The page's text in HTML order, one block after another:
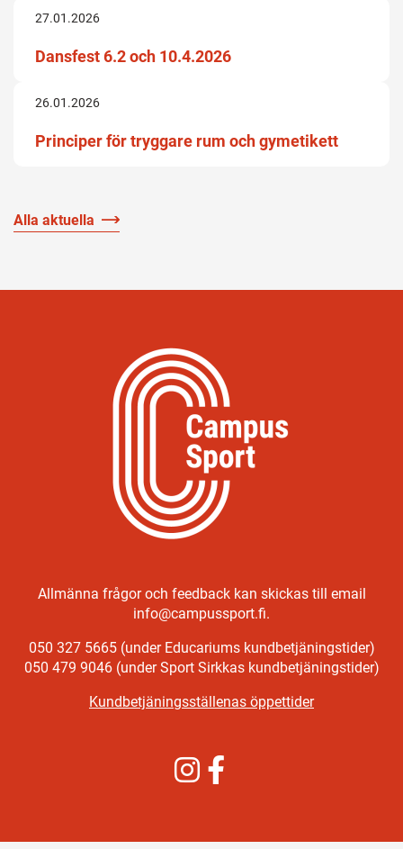
27.01.2026
Dansfest 6.2 och 10.4.2026
26.01.2026
Principer för tryggare rum och gymetikett
Alla aktuella
Allmänna frågor och feedback kan skickas till email
info@campussport.fi.
050 327 5665 (under Educariums kundbetjäningstider)
050 479 9046 (under Sport Sirkkas kundbetjäningstider)
Kundbetjäningsställenas öppettider
Instagram